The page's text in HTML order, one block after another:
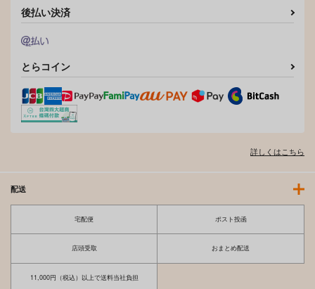
後払い決済
とらコイン
詳しくはこちら
配送
宅配便 ポスト投函
店頭受取 おまとめ配送
11,000円（税込）以上で送料当社負担